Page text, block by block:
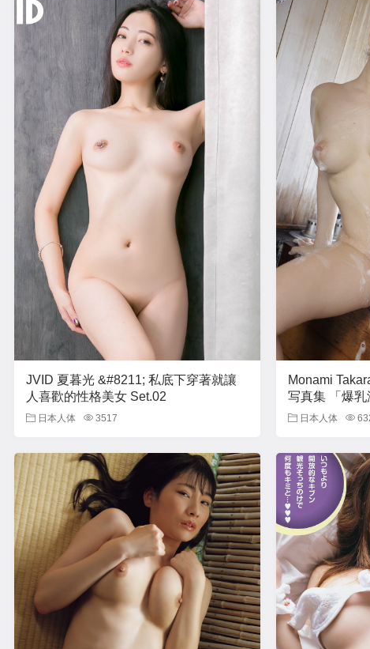
JVID 夏暮光 &#8211; 私底下穿著就讓
人喜歡的性格美女 Set.02
日本人体 3517
Monami
写真集 「爆
日本人体